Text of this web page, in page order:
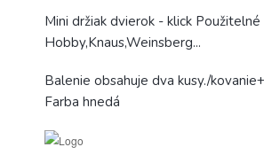
Mini držiak dvierok - klick Použitelné
Hobby,Knaus,Weinsberg...
Balenie obsahuje dva kusy./
Farba hnedá